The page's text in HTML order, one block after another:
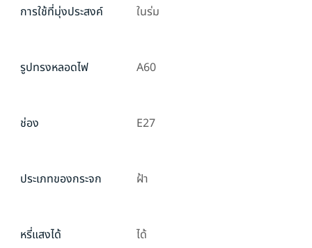
การใช้ที่มุ่งประสงค์ ในร่ม
รูปทรงหลอดไฟ A60
ช่อง E27
ประเภทของกระจก ฝ้า
หรี่แสงได้ ได้